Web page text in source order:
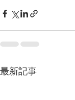
最新記事